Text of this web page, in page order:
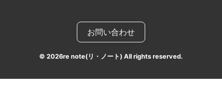
お問い合わせ
© 2026re note(リ・ノート) All rights reserved.